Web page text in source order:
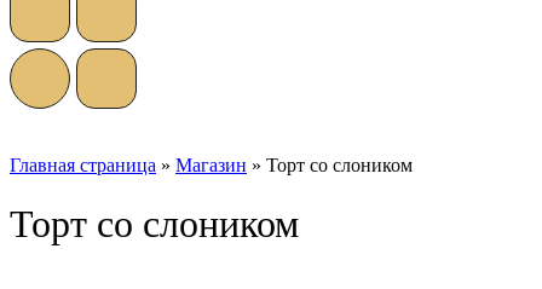
Главная страница » Магазин » Торт со слоником
Торт со слоником